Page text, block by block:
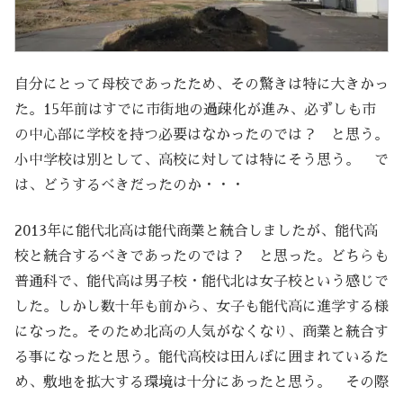
自分にとって母校であったため、その驚きは特に大きかっ
た。15年前はすでに市街地の過疎化が進み、必ずしも市
の中心部に学校を持つ必要はなかったのでは？ と思う。
小中学校は別として、高校に対しては特にそう思う。 で
は、どうするべきだったのか・・・
2013年に能代北高は能代商業と統合しましたが、能代高
校と統合するべきであったのでは？ と思った。どちらも
普通科で、能代高は男子校・能代北は女子校という感じで
した。しかし数十年も前から、女子も能代高に進学する様
になった。そのため北高の人気がなくなり、商業と統合す
る事になったと思う。能代高校は田んぼに囲まれているた
め、敷地を拡大する環境は十分にあったと思う。 その際